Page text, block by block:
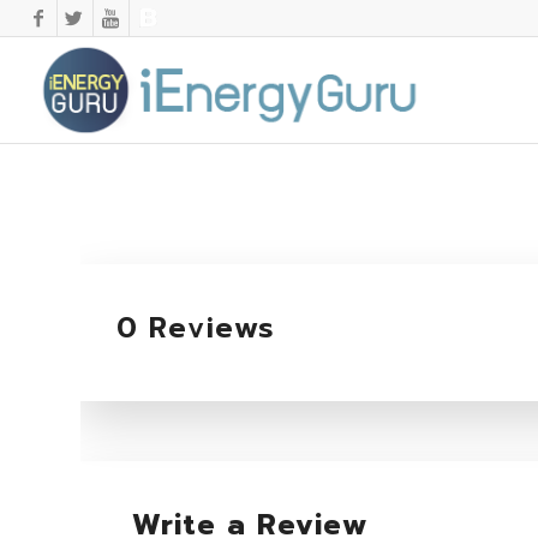
0 Reviews
Write a Review